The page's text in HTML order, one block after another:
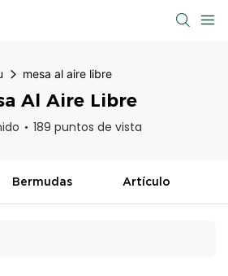
mesa al aire libre
Al Aire Libre
189 puntos de vista
Bermudas Artículo